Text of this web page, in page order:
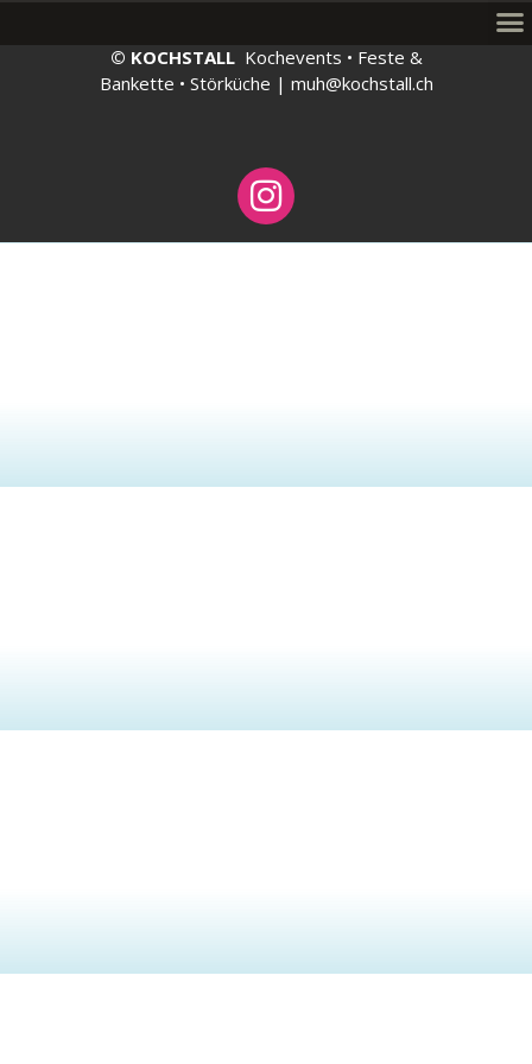
© KOCHSTALLKochevents • Feste &
Bankette • Störküche | muh@kochstall.ch